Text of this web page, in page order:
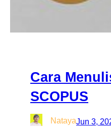
Cara
SCOPUS
NatayaJun 3,